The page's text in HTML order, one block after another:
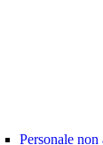
Personale